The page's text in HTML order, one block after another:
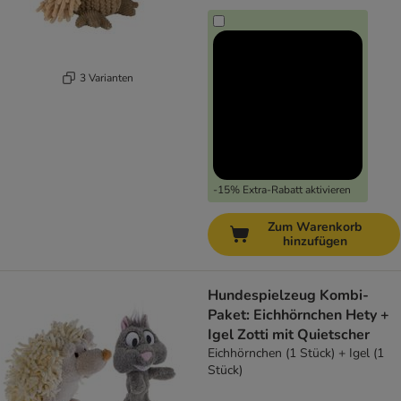
3 Varianten
-15% Extra-Rabatt aktivieren
Zum Warenkorb
hinzufügen
Hundespielzeug Kombi-
Paket: Eichhörnchen Hety +
Igel Zotti mit Quietscher
Eichhörnchen (1 Stück) + Igel (1
Stück)